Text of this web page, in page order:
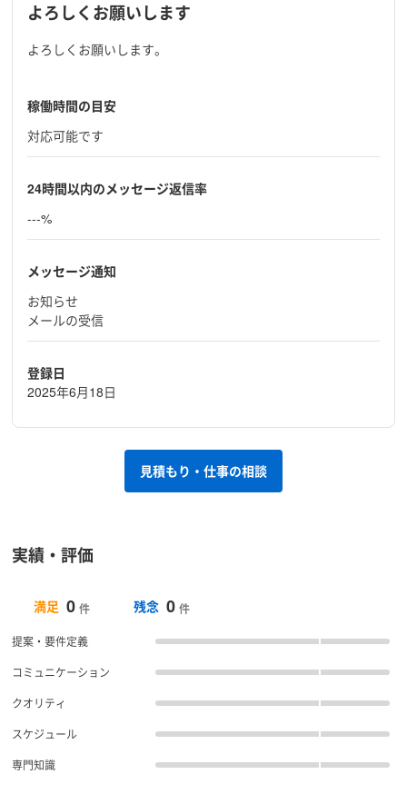
よろしくお願いします
よろしくお願いします。
稼働時間の目安
対応可能です
24時間以内のメッセージ返信率
---%
メッセージ通知
お知らせ
メールの受信
登録日
2025年6月18日
見積もり・仕事の相談
実績・評価
満足 0 件 残念 0 件
提案・要件定義
コミュニケーション
クオリティ
スケジュール
専門知識